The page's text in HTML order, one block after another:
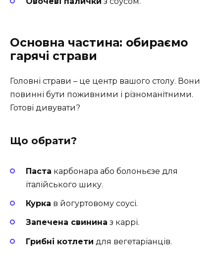
Основна частина: обираємо
гарячі страви
Головні страви – це центр вашого столу. Вони
повинні бути поживними і різноманітними.
Готові дивувати?
Що обрати?
Паста карбонара або болоньєзе для
італійського шику.
Курка в йогуртовому соусі.
Запечена свинина з каррі.
Грибні котлети для вегетаріанців.